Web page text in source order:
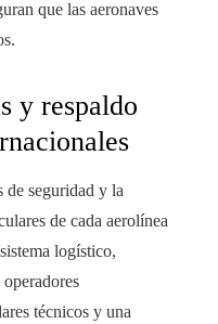
que las aeronaves
y respaldo
seguridad y la
de cada aerolínea
logístico,
técnicos y una